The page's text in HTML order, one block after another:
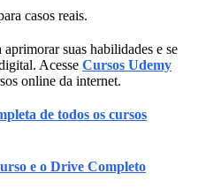
casos reais.
suas habilidades e se
Acesse Cursos Udemy
online da internet.
de todos os cursos
e o Drive Completo